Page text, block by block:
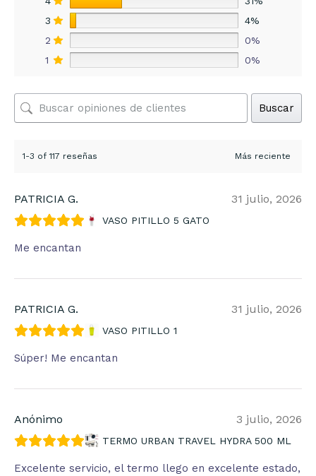
3
4%
2
0%
1
0%
Buscar
1-3 of 117 reseñas
PATRICIA G. 31 julio, 2026
VASO PITILLO 5 GATO
Me encantan
PATRICIA G. 31 julio, 2026
VASO PITILLO 1
Súper! Me encantan
Anónimo 3 julio, 2026
TERMO URBAN TRAVEL HYDRA 500 ML
Excelente servicio, el termo llego en excelente estado,